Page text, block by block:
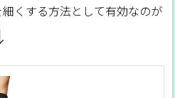
くする方法として有効なのが